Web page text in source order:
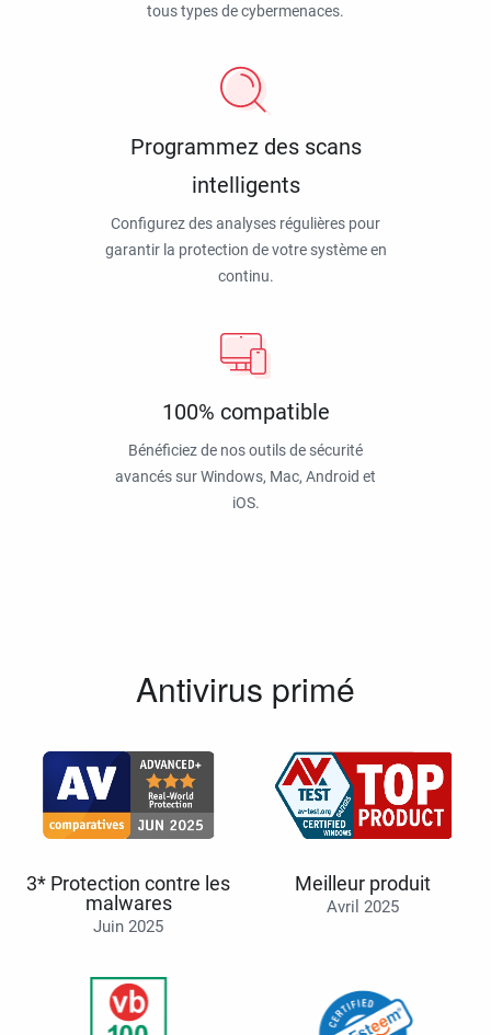
tous types de cybermenaces.
Programmez des scans
intelligents
Configurez des analyses régulières pour
garantir la protection de votre système en
continu.
100% compatible
Bénéficiez de nos outils de sécurité
avancés sur Windows, Mac, Android et
iOS.
Antivirus primé
3* Protection contre les
malwares
Juin 2025
Meilleur produit
Avril 2025